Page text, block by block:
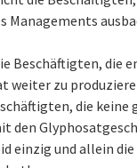
Managements
Beschäftigten, die
weiter zu
die keine
den
einzig und allein